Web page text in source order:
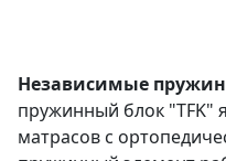
Независимые
пружинный блок "TFK"
матрасов с